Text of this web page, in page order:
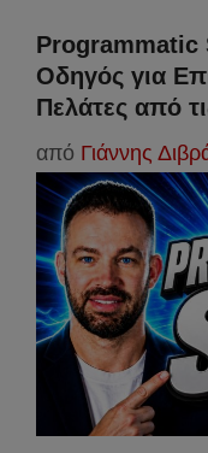
Programmatic
Οδηγός για
Πελάτες από
από Γιάννης